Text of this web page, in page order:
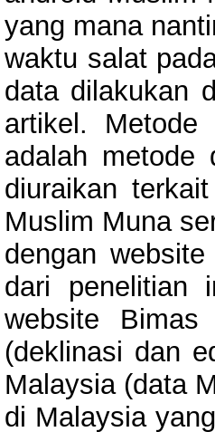
yang mana
waktu salat
data dilakukan
artikel.
adalah metode
diuraikan
Muslim Muna
dengan
dari penelitian
website
(deklinasi dan
Malaysia (data
di Malaysia